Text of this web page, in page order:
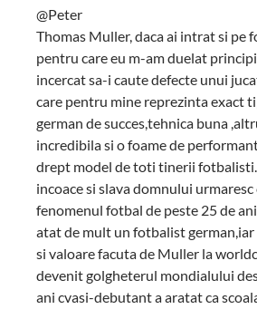
@Peter
Thomas Muller, daca ai intrat si pe
pentru care eu m-am duelat
incercat sa-i caute defecte unui
care pentru mine reprezinta exact
german de succes,tehnica buna
incredibila si o foame de
drept model de toti tinerii
incoace si slava domnului
fenomenul fotbal de peste 25 de
atat de mult un fotbalist
si valoare facuta de Muller la
devenit golgheterul mondialului
ani cvasi-debutant a aratat ca